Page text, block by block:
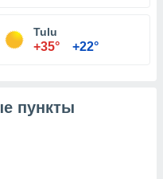
Tulu
+35° +22°
пункты